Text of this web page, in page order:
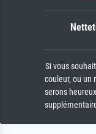
Si vous
couleur, ou un
serons